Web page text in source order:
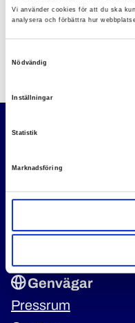
Vi använder cookies för att du ska
analysera och förbättra hur
Nödvändig
Inställningar
Statistik
Marknadsföring
Kontakt
Poliser ska ha rätt villkor
Genvägar
Pressrum